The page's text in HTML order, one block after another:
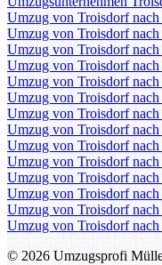
Umzug von Troisdorf
Umzug von Troisdorf
Umzug von Troisdorf
Umzug von Troisdorf
Umzug von Troisdorf
Umzug von Troisdorf nach
Umzug von Troisdorf
Umzug von Troisdorf
Umzug von Troisdorf
Umzug von Troisdorf nach
Umzug von Troisdorf nach
Umzug von Troisdorf
Umzug von Troisdorf
Umzug von Troisdorf nach
© 2026 Umzugsprofi